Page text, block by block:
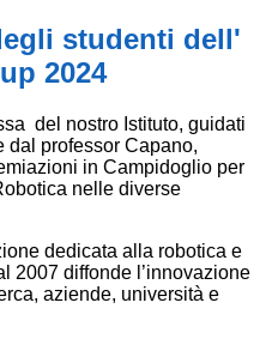
studenti dell'
2024
del nostro Istituto, guidati
dal professor Capano,
in Campidoglio per
nelle diverse
dedicata alla robotica e
2007 diffonde l’innovazione
aziende, università e